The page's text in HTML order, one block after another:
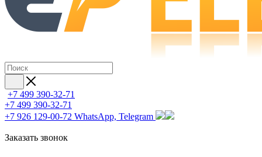
+7 499 390-32-71
+7 499 390-32-71
+7 926 129-00-72 WhatsApp, Telegram
Заказать звонок